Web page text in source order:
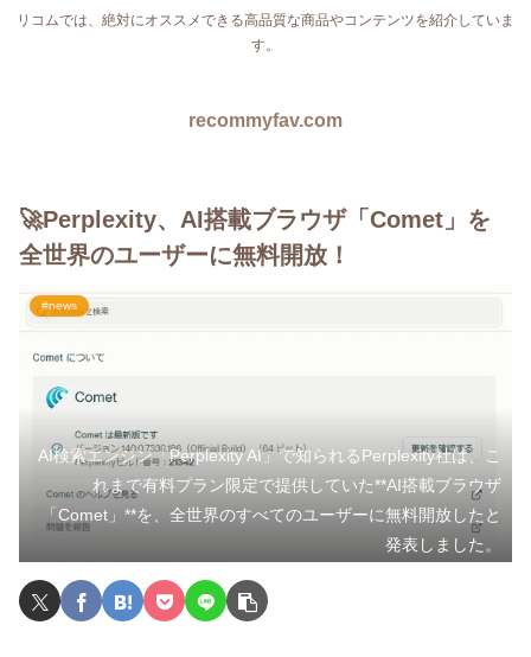
リコムでは、絶対にオススメできる高品質な商品やコンテンツを紹介していま
す。
recommyfav.com
🚀Perplexity、AI搭載ブラウザ「Comet」を
全世界のユーザーに無料開放！
#news
AI検索エンジン「Perplexity AI」で知られるPerplexity社は、こ
れまで有料プラン限定で提供していた**AI搭載ブラウザ
「Comet」**を、全世界のすべてのユーザーに無料開放したと
発表しました。